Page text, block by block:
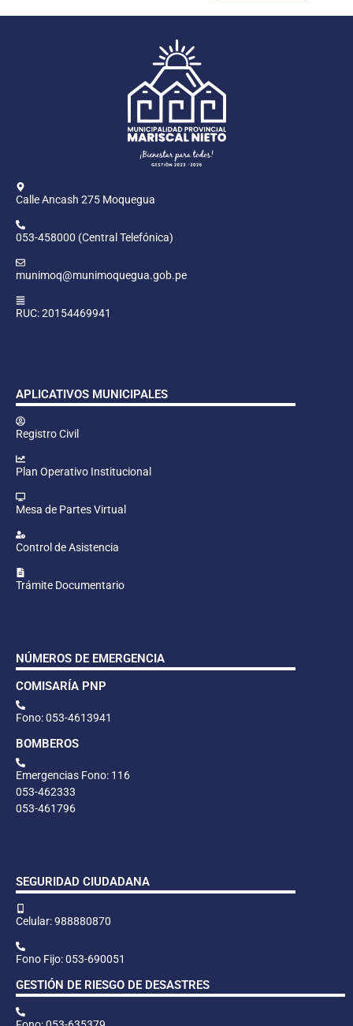
Calle Ancash 275 Moquegua
053-458000 (Central Telefónica)
munimoq@munimoquegua.gob.pe
RUC: 20154469941
APLICATIVOS MUNICIPALES
Registro Civil
Plan Operativo Institucional
Mesa de Partes Virtual
Control de Asistencia
Trámite Documentario
NÚMEROS DE EMERGENCIA
COMISARÍA PNP
Fono: 053-4613941
BOMBEROS
Emergencias Fono: 116
053-462333
053-461796
SEGURIDAD CIUDADANA
Celular: 988880870
Fono Fijo: 053-690051
GESTIÓN DE RIESGO DE DESASTRES